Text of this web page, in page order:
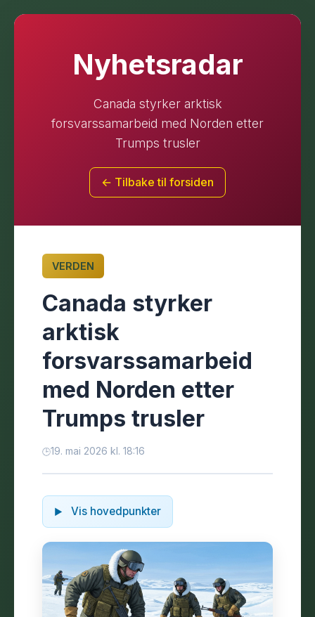
Nyhetsradar
Canada styrker arktisk
forsvarssamarbeid med Norden etter
Trumps trusler
← Tilbake til forsiden
VERDEN
Canada styrker
arktisk
forsvarssamarbeid
med Norden etter
Trumps trusler
19. mai 2026 kl. 18:16
Vis hovedpunkter